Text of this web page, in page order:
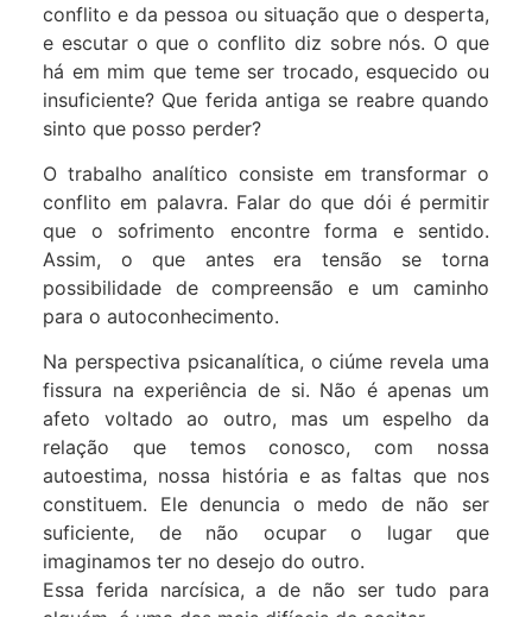
conflito e da pessoa ou situação que o desperta,
e escutar o que o conflito diz sobre nós. O que
há em mim que teme ser trocado, esquecido ou
insuficiente? Que ferida antiga se reabre quando
sinto que posso perder?
O trabalho analítico consiste em transformar o
conflito em palavra. Falar do que dói é permitir
que o sofrimento encontre forma e sentido.
Assim, o que antes era tensão se torna
possibilidade de compreensão e um caminho
para o autoconhecimento.
Na perspectiva psicanalítica, o ciúme revela uma
fissura na experiência de si. Não é apenas um
afeto voltado ao outro, mas um espelho da
relação que temos conosco, com nossa
autoestima, nossa história e as faltas que nos
constituem. Ele denuncia o medo de não ser
suficiente, de não ocupar o lugar que
imaginamos ter no desejo do outro.
Essa ferida narcísica, a de não ser tudo para